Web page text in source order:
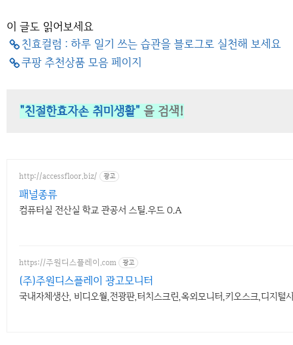
이 글도 읽어보세요
친효컬럼 : 하루 일기 쓰는 습관을 블로그로 실천해 보세요
쿠팡 추천상품 모음 페이지
"친절한효자손 취미생활" 을 검색!
http://accessfloor.biz/ 광고
패널종류
컴퓨터실 전산실 학교 관공서 스틸.우드 O.A
https://주원디스플레이.com 광고
(주)주원디스플레이 광고모니터
국내자체생산, 비디오월,전광판,터치스크린,옥외모니터,키오스크,디지털